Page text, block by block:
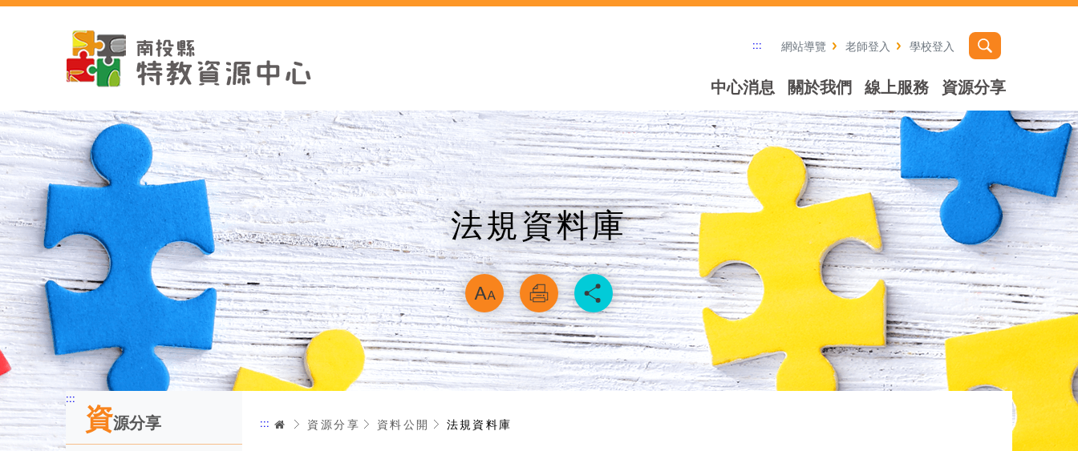
跳
::: 網站導覽 老師登入 學校登入
中心消息 關於我們 線上服務 資源分享
法規資料庫
略過字型切換，社群分享工具列
資源分享
:::
::: 首頁資源分享 資料公開 法規資料庫